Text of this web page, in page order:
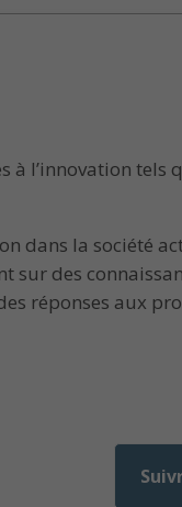
l’innovation tels
dans la société
sur des
réponses aux